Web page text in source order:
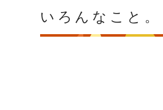
いろんなこと。